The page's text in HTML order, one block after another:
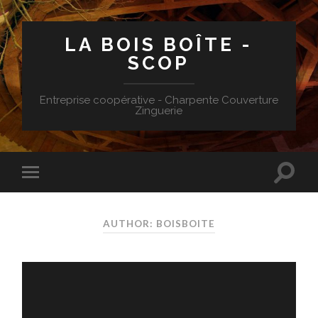
LA BOIS BOÎTE -
SCOP
Entreprise coopérative - Charpente Couverture
Zinguerie
AUTHOR: BOISBOITE